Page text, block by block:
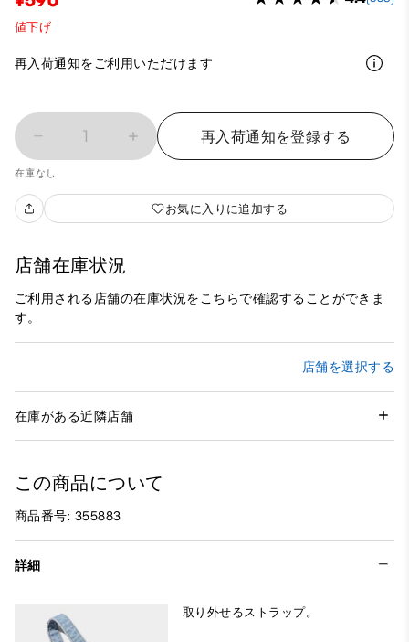
値下げ
再入荷通知をご利用いただけます
1 再入荷通知を登録する
在庫なし
お気に入りに追加する
店舗在庫状況
ご利用される店舗の在庫状況をこちらで確認することができま
す。
店舗を選択する
在庫がある近隣店舗
この商品について
商品番号: 355883
詳細
取り外せるストラップ。